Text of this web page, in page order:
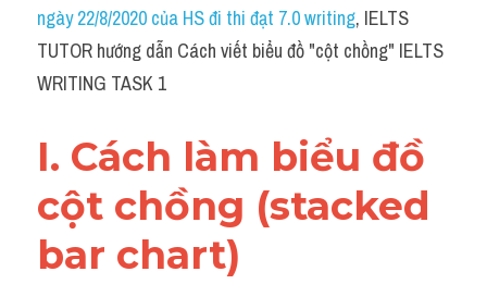
Task 2
Từ vựng theo topic
Grammar
Map
Cam
ngày 22/8/2020 của HS đi thi đạt 7.0 writing, IELTS
TUTOR hướng dẫn Cách viết biểu đồ "cột chồng" IELTS
WRITING TASK 1
I. Cách làm biểu đồ
cột chồng (stacked
bar chart)